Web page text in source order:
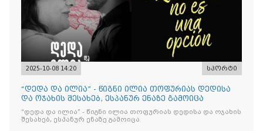
2025-10-08 14:20 სპორტი
“დედა და ილია” - წიგნი ილია თოფურიას დედისა
და ოჯახის შესახებ, ესპანურ ენაზე გამოიცა
“დედა და ილია” - წიგნი ილია თოფურიას დედისა და ოჯახის
შესახებ, ესპანურ ენაზე გამოიცა